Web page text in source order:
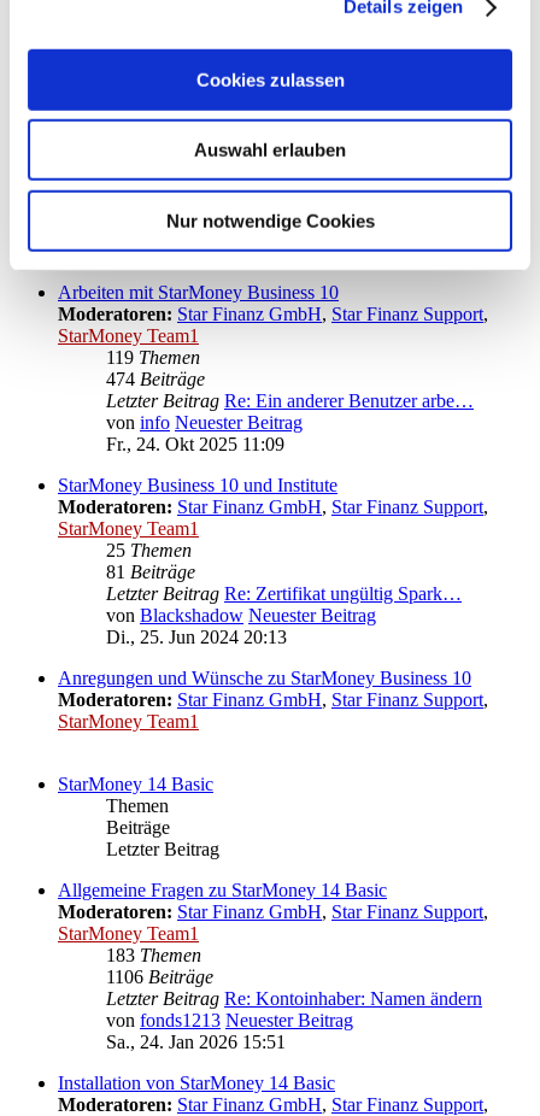
Details zeigen
Cookies zulassen
Auswahl erlauben
Nur notwendige Cookies
Re: Fehlermeldung: "Failed to…
Moderatoren: Star Finanz GmbH,Star Finanz Support,
StarMoney Team1
142Beiträge
vader Neuester Beitrag
Mo., 13. Nov 2023 11:53
Arbeiten mit StarMoney Business 10
Moderatoren: Star Finanz GmbH, Star Finanz Support,
StarMoney Team1
119 Themen
474 Beiträge
Letzter Beitrag Re: Ein anderer Benutzer arbe…
von info Neuester Beitrag
Fr., 24. Okt 2025 11:09
StarMoney Business 10 und Institute
Moderatoren: Star Finanz GmbH, Star Finanz Support,
StarMoney Team1
25 Themen
81 Beiträge
Letzter Beitrag Re: Zertifikat ungültig Spark…
von Blackshadow Neuester Beitrag
Di., 25. Jun 2024 20:13
Anregungen und Wünsche zu StarMoney Business 10
Moderatoren: Star Finanz GmbH, Star Finanz Support,
StarMoney Team1
StarMoney 14 Basic
Themen
Beiträge
Letzter Beitrag
Allgemeine Fragen zu StarMoney 14 Basic
Moderatoren: Star Finanz GmbH, Star Finanz Support,
StarMoney Team1
183 Themen
1106 Beiträge
Letzter Beitrag Re: Kontoinhaber: Namen ändern
von fonds1213 Neuester Beitrag
Sa., 24. Jan 2026 15:51
Installation von StarMoney 14 Basic
Moderatoren: Star Finanz GmbH, Star Finanz Support,